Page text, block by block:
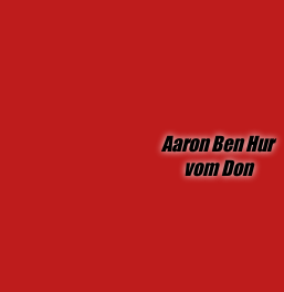
Aaron Ben Hur
vom Don